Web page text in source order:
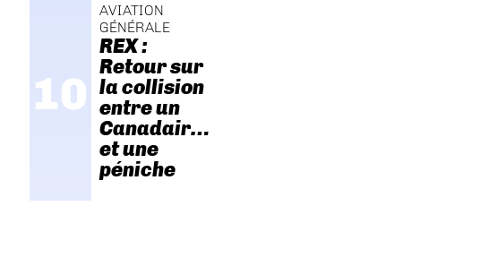
AVIATION
GÉNÉRALE
REX :
Retour sur
la collision
entre un
Canadair…
et une
péniche